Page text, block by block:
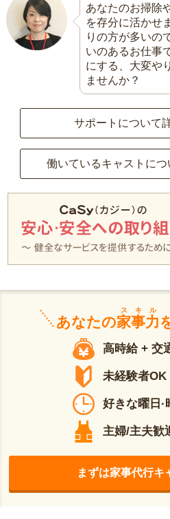
あなたのお掃除
を存分に活かせ
りの方が多いの
いのあるお仕事
にする、大変や
ませんか？
サポートについて
働いているキャストにつ
あなたの家事力
スキル
高時給 + 交
未経験者OK
好きな曜日·
主婦/主夫歓
まずは家事代行キ